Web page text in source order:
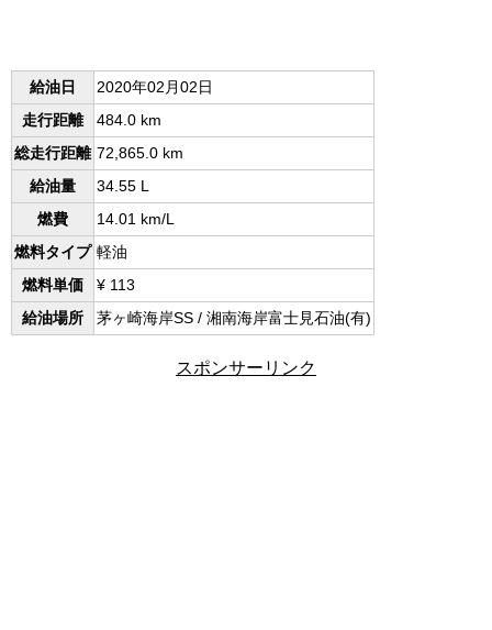
給油日
2020年02月02日
走行距離
484.0 km
総走行距離 72,865.0 km
給油量
34.55 L
燃費
14.01 km/L
燃料タイプ 軽油
燃料単価
¥ 113
給油場所
茅ヶ崎海岸SS / 湘南海岸富士見石油(有)
スポンサーリンク